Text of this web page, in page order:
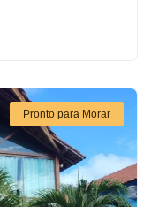
Pronto para Morar